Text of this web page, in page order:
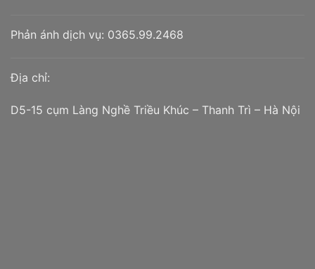
Phản ánh dịch vụ: 0365.99.2468
Địa chỉ:
D5-15 cụm Làng Nghề Triều Khúc – Thanh Trì – Hà Nội